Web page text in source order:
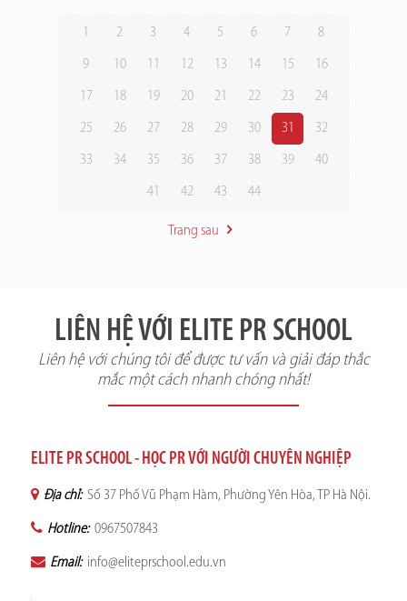
1 2 3 4 5 6 7 8
9 10 11 12 13 14 15 16
17 18 19 20 21 22 23 24
25 26 27 28 29 30 31 32
33 34 35 36 37 38 39 40
41 42 43 44
Trang sau
LIÊN HỆ VỚI ELITE PR SCHOOL
Liên hệ với chúng tôi để được tư vấn và giải đáp thắc
mắc một cách nhanh chóng nhất!
ELITE PR SCHOOL - HỌC PR VỚI NGƯỜI CHUYÊN NGHIỆP
Địa chỉ: Số 37 Phố Vũ Phạm Hàm, Phường Yên Hòa, TP Hà Nội.
Hotline: 0967507843
Email: info@eliteprschool.edu.vn